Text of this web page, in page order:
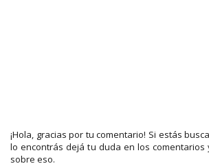
¡Hola, gracias por tu comentario! Si estás
lo encontrás dejá tu duda en los
sobre eso.